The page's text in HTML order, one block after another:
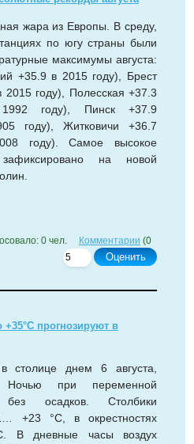
жара из Европы. В среду,
по югу страны были
максимумы августа:
+35.9 в 2015 году), Брест
году), Полесская +37.3
году), Пинск +37.9
году), Житковичи +36.7
году). Самое высокое
на новой
0 чел.
Оценить
Комментарии (0
прогнозируют в
столице днем 6 августа,
Ночью при переменной
без осадков. Столбики
+23 °С, в окрестностях
дневные часы воздух